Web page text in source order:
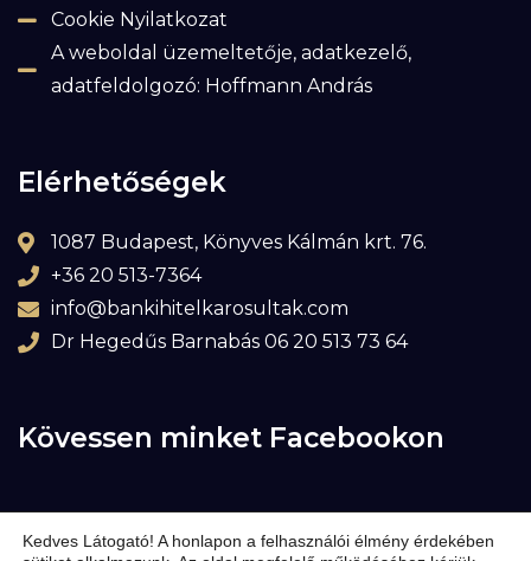
Cookie Nyilatkozat
A weboldal üzemeltetője, adatkezelő,
adatfeldolgozó: Hoffmann András
Elérhetőségek
1087 Budapest, Könyves Kálmán krt. 76.
+36 20 513-7364
info@bankihitelkarosultak.com
Dr Hegedűs Barnabás 06 20 513 73 64
Kövessen minket Facebookon
Kedves Látogató! A honlapon a felhasználói élmény érdekében